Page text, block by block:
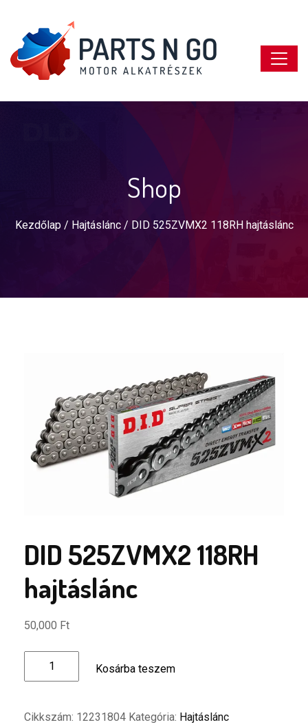
Shop
Kezdőlap/ Hajtáslánc/ DID 525ZVMX2 118RH hajtáslánc
DID 525ZVMX2 118RH
hajtáslánc
50,000 Ft
mennyiség
Kosárba teszem
Cikkszám: 12231804 Kategória: Hajtáslánc